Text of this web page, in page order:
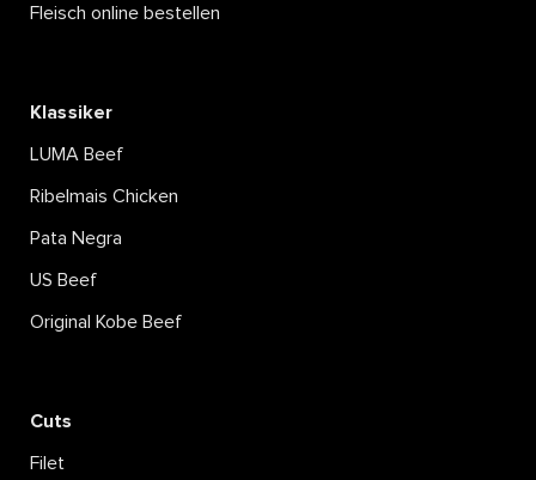
Fleisch online bestellen
Klassiker
LUMA Beef
Ribelmais Chicken
Pata Negra
US Beef
Original Kobe Beef
Cuts
Filet